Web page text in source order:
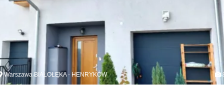
Warszawa BIAŁOŁĘKA - HENRYKÓW